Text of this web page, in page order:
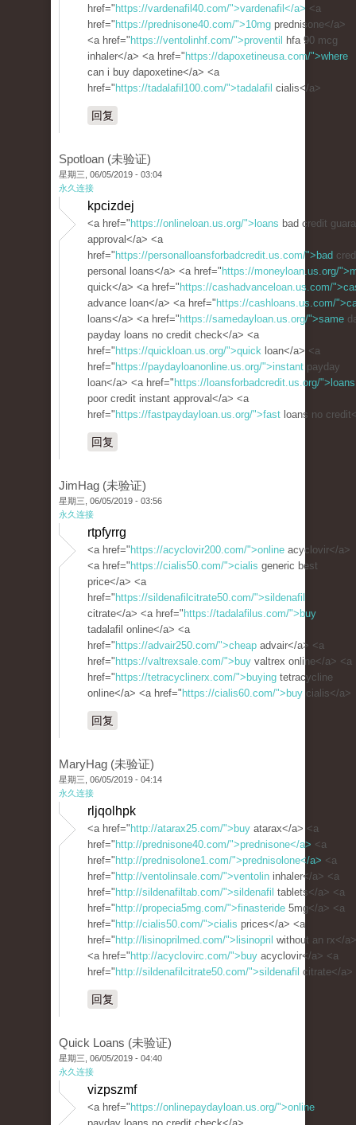
href=" https://vardenafil40.com/">vardenafil</a> <a
href=" https://prednisone40.com/">10mg prednisone</a>
<a href=" https://ventolinhf.com/">proventil
hfa 90 mcg
inhaler</a> <a href=" https://dapoxetineusa.com/">where
can i buy dapoxetine</a> <a
href=" https://tadalafil100.com/">tadalafil cialis</a>
回复
Spotloan (未验证)
星期三, 06/05/2019 - 03:04
永久连接
kpcizdej
<a href=" https://onlineloan.us.org/">loans bad credit
approval</a> <a
href=" https://personalloansforbadcredit.us.com/">bad
personal loans</a> <a href=" https://moneyloan.us.org/
quick</a> <a href=" https://cashadvanceloan.us.com/
advance loan</a> <a href=" https://cashloans.us.com/
loans</a> <a href=" https://samedayloan.us.org/">same
payday loans no credit check</a> <a
href=" https://quickloan.us.org/">quick loan</a> <a
href=" https://paydayloanonline.us.org/">instant payday
loan</a> <a href=" https://loansforbadcredit.us.org/">loans
poor credit instant approval</a> <a
href=" https://fastpaydayloan.us.org/">fast loans no
回复
JimHag (未验证)
星期三, 06/05/2019 - 03:56
永久连接
rtpfyrrg
<a href=" https://acyclovir200.com/">online acyclovir</a>
<a href=" https://cialis50.com/">cialis generic best
price</a> <a
href=" https://sildenafilcitrate50.com/">sildenafil
citrate</a> <a href=" https://tadalafilus.com/">buy
tadalafil online</a> <a
href=" https://advair250.com/">cheap advair</a> <a
href=" https://valtrexsale.com/">buy valtrex online</a> <a
href=" https://tetracyclinerx.com/">buying tetracycline
online</a> <a href=" https://cialis60.com/">buy cialis</a>
回复
MaryHag (未验证)
星期三, 06/05/2019 - 04:14
永久连接
rljqolhpk
<a href=" http://atarax25.com/">buy atarax</a> <a
href=" http://prednisone40.com/">prednisone</a> <a
href=" http://prednisolone1.com/">prednisolone</a> <a
href=" http://ventolinsale.com/">ventolin inhaler</a> <a
href=" http://sildenafiltab.com/">sildenafil tablets</a> <a
href=" http://propecia5mg.com/">finasteride 5mg</a> <a
href=" http://cialis50.com/">cialis prices</a> <a
href=" http://lisinoprilmed.com/">lisinopril without an rx</a>
<a href=" http://acyclovirc.com/">buy acyclovir</a> <a
href=" http://sildenafilcitrate50.com/">sildenafil citrate</a>
回复
Quick Loans (未验证)
星期三, 06/05/2019 - 04:40
永久连接
vizpszmf
<a href=" https://onlinepaydayloan.us.org/">online